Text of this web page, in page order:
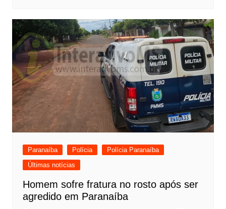
Paranaíba Polícia
Polícia Paranaíba
Últimas notícias
Homem sofre fratura no rosto após ser
agredido em Paranaíba